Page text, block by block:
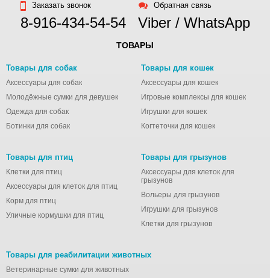
Заказать звонок
8-916-434-54-54
Обратная связь
Viber / WhatsApp
ТОВАРЫ
Товары для собак
Аксессуары для собак
Молодёжные сумки для девушек
Одежда для собак
Ботинки для собак
Товары для кошек
Аксессуары для кошек
Игровые комплексы для кошек
Игрушки для кошек
Когтеточки для кошек
Товары для птиц
Клетки для птиц
Аксессуары для клеток для птиц
Корм для птиц
Уличные кормушки для птиц
Товары для грызунов
Аксессуары для клеток для
грызунов
Вольеры для грызунов
Игрушки для грызунов
Клетки для грызунов
Товары для реабилитации животных
Ветеринарные сумки для животных